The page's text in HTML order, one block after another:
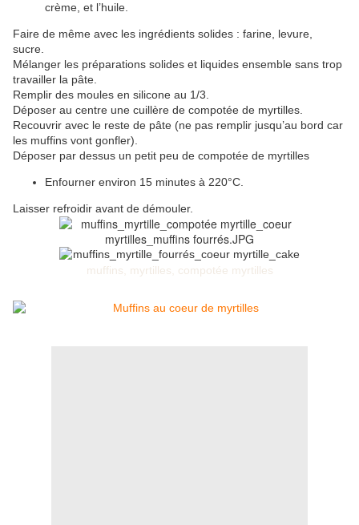
crème, et l’huile.
Faire de même avec les ingrédients solides : farine, levure,
sucre.
Mélanger les préparations solides et liquides ensemble sans trop
travailler la pâte.
Remplir des moules en silicone au 1/3.
Déposer au centre une cuillère de compotée de myrtilles.
Recouvrir avec le reste de pâte (ne pas remplir jusqu’au bord car
les muffins vont gonfler).
Déposer par dessus un petit peu de compotée de myrtilles
Enfourner environ 15 minutes à 220°C.
Laisser refroidir avant de démouler.
muffins myrtilles compotée myrtilles